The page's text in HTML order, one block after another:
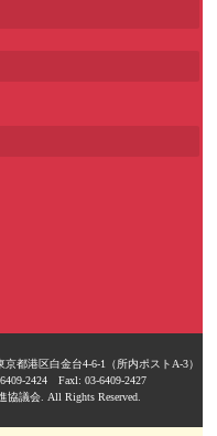
都港区白金台4-6-1（所内ポストA-3）
2424 Faxl: 03-6409-2427
議会. All Rights Reserved.